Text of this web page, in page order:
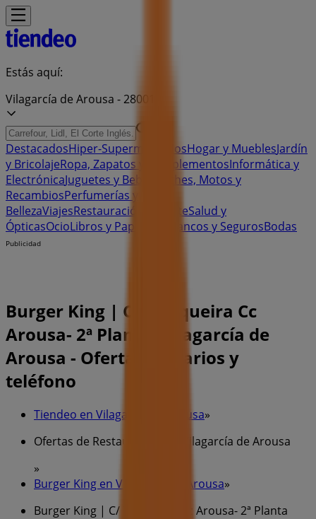
Estás aquí:
Vilagarcía de Arousa - 28001
DestacadosHiper-SupermercadosHogar y MueblesJardín
y BricolajeRopa, Zapatos y ComplementosInformática y
ElectrónicaJuguetes y Bebés
Coches, Motos y
RecambiosPerfumerías y
BellezaViajesRestauración DeporteSalud y
ÓpticasOcioLibros y Papelerías Bancos y SegurosBodas
Publicidad
Burger King | C/ Xunqueira Cc
Arousa- 2ª Planta, Vilagarcía de
Arousa - Ofertas, horarios y
teléfono
Tiendeo en Vilagarcía de Arousa»
Ofertas de Restauración en Vilagarcía de Arousa
»
Burger King en Vilagarcía de Arousa»
Burger King | C/ Xunqueira Cc Arousa- 2ª Planta